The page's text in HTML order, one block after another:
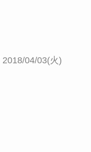
2018/04/03(火)